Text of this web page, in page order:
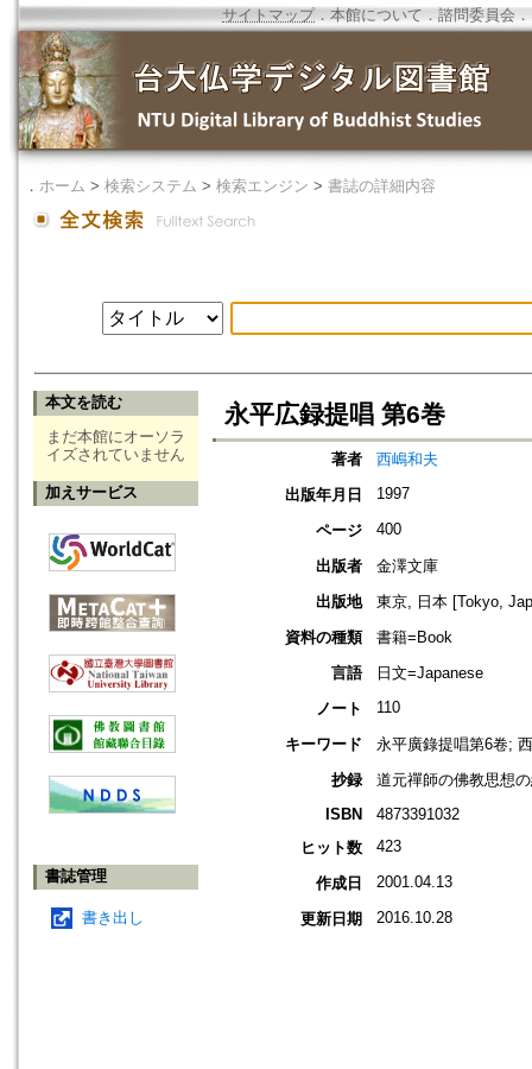
サイトマップ．本館について ． 諮問委員会 ．
． ホーム > 検索システム > 検索エンジン > 書誌の詳細内容
本文を読む
まだ本館にオーソラ
イズされていません
加えサービス
書誌管理
書き出し
永平広録提唱 第6巻
著者
西嶋和夫
出版年月日
1997
ページ 400
出版者
金澤文庫
出版地
東京, 日本 [Tokyo,
資料の種類
書籍=Book
言語
日文=Japanese
ノート
110
キーワード
永平廣錄提唱第6卷;
抄録
道元禪師の佛教思想
ISBN
4873391032
ヒット数
423
作成日 2001.04.13
更新日期 2016.10.28